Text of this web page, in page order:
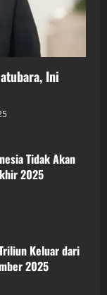
Ini
Tidak Akan
2025
Keluar dari
2025